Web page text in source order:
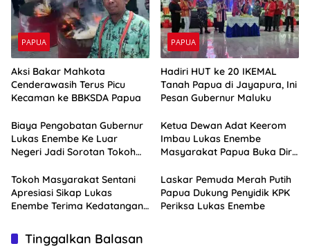
PAPUA
Aksi Bakar Mahkota
Cenderawasih Terus Picu
Kecaman ke BBKSDA Papua
PAPUA
Hadiri HUT ke 20 IKEMAL
Tanah Papua di Jayapura, Ini
Pesan Gubernur Maluku
Biaya Pengobatan Gubernur
Lukas Enembe Ke Luar
Negeri Jadi Sorotan Tokoh
Ketua Dewan Adat Keerom
Imbau Lukas Enembe
Masyarakat Papua Buka Diri
Tokoh Masyarakat Sentani
Apresiasi Sikap Lukas
Enembe Terima Kedatangan
Laskar Pemuda Merah Putih
Papua Dukung Penyidik KPK
Periksa Lukas Enembe
Tinggalkan Balasan